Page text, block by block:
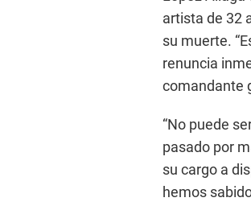
artista de 32
su muerte.
renuncia
comandante
“No puede
pasado por
su cargo a
hemos